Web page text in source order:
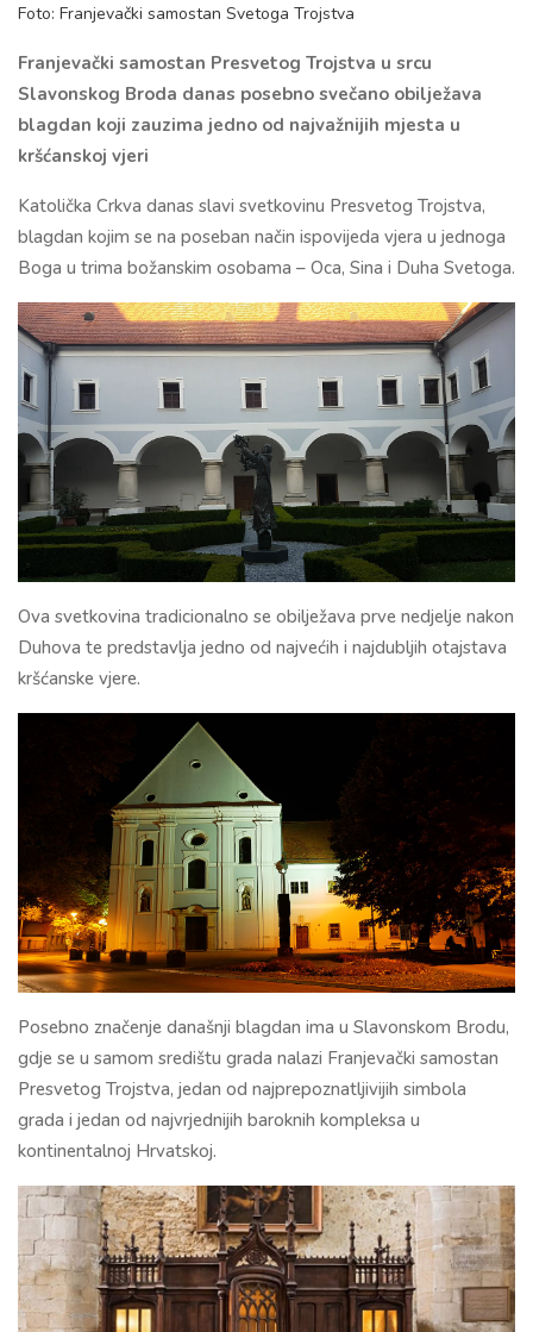
Foto: Franjevački samostan Svetoga Trojstva
Franjevački samostan Presvetog Trojstva u srcu
Slavonskog Broda danas posebno svečano obilježava
blagdan koji zauzima jedno od najvažnijih mjesta u
kršćanskoj vjeri
Katolička Crkva danas slavi svetkovinu Presvetog Trojstva,
blagdan kojim se na poseban način ispovijeda vjera u jednoga
Boga u trima božanskim osobama – Oca, Sina i Duha Svetoga.
Ova svetkovina tradicionalno se obilježava prve nedjelje nakon
Duhova te predstavlja jedno od najvećih i najdubljih otajstava
kršćanske vjere.
Posebno značenje današnji blagdan ima u Slavonskom Brodu,
gdje se u samom središtu grada nalazi Franjevački samostan
Presvetog Trojstva, jedan od najprepoznatljivijih simbola
grada i jedan od najvrjednijih baroknih kompleksa u
kontinentalnoj Hrvatskoj.